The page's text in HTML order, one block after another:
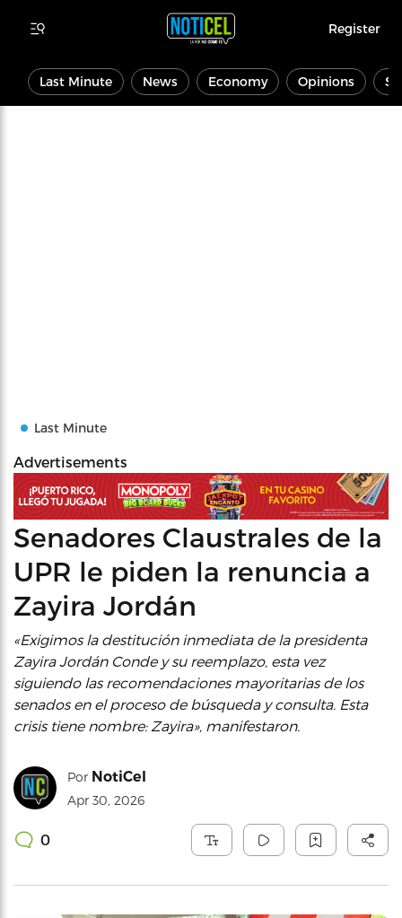
Register
Last Minute News Economy Opinions
Last Minute
Advertisements
Senadores Claustrales de la
UPR le piden la renuncia a
Zayira Jordán
«Exigimos la destitución inmediata de la presidenta
Zayira Jordán Conde y su reemplazo, esta vez
siguiendo las recomendaciones mayoritarias de los
senados en el proceso de búsqueda y consulta. Esta
crisis tiene nombre: Zayira», manifestaron.
Por NotiCel
Apr 30, 2026
0